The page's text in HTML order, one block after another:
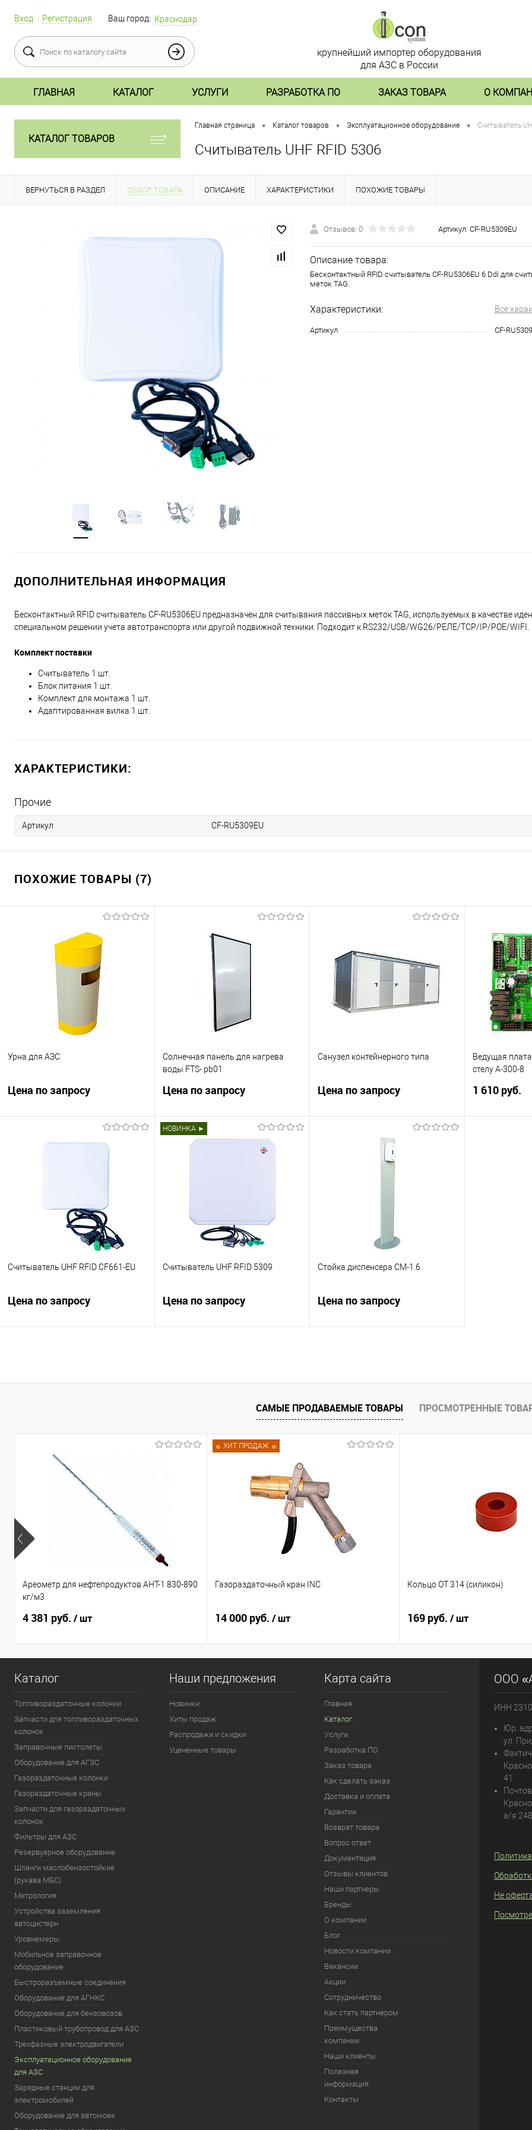
Вход Регистрация Ваш город: Краснодар
крупнейший импортер оборудования
для АЗС в России
ГЛАВНАЯ КАТАЛОГ УСЛУГИ РАЗРАБОТКА ПО ЗАКАЗ ТОВАРА О
КАТАЛОГ ТОВАРОВ
Главная страница • Каталог товаров • Эксплуатационное оборудование • Считыватель
Считыватель UHF RFID 5306
ВЕРНУТЬСЯ В РАЗДЕЛ ОБЗОР ТОВАРА ОПИСАНИЕ ХАРАКТЕРИСТИКИ ПОХОЖИЕ ТОВАРЫ
Отзывов: 0 Артикул: CF-RU5309EU
Описание товара:
Бесконтактный RFID считыватель CF-RU5306EU 6 Ddi для
меток TAG.
Характеристики: Все
Артикул CF-
ДОПОЛНИТЕЛЬНАЯ ИНФОРМАЦИЯ
Бесконтактный RFID считыватель CF-RU5306EU предназначен для считывания пассивных меток TAG, используемых в качестве
специальном решении учета автотранспорта или другой подвижной техники. Подходит к RS232/USB/WG26/РЕЛЕ/TCP/IP/POE/WIFI.
Комплект поставки
Считыватель 1 шт.
Блок питания 1 шт.
Комплект для монтажа 1 шт.
Адаптированная вилка 1 шт.
ХАРАКТЕРИСТИКИ:
Прочие
Артикул CF-RU5309EU
ПОХОЖИЕ ТОВАРЫ (7)
Урна для АЗС
Цена по запросу
Урна для заправочной станции.
Недоступно
Солнечная панель для нагрева
воды FTS- pb01
Цена по запросу
Коэффициент пропускания 91,5%
В избранное
Недоступно
Санузел контейнерного типа
Цена по запросу
Запросить цену
Ведущая
стелу А-300-8
1 610 руб.
Считыватель UHF RFID CF661-EU
Цена по запросу
Купить в 1 клик
Сравнить
В избранное
НОВИНКА ►
Считыватель UHF RFID 5309
Цена по запросу
Запросить цену
Купить в 1 клик
Сравнить
Стойка диспенсера СМ-1.6
Цена по запросу
Купить в 1 клик
В избранное
САМЫЕ ПРОДАВАЕМЫЕ ТОВАРЫ ПРОСМОТРЕННЫЕ
Ареометр для нефтепродуктов АНТ-1 830-890
кг/м3
4 381 руб. / шт
☼ ХИТ ПРОДАЖ ☼
Газораздаточный кран INC
14 000 руб. / шт
Кольцо ОТ 314 (силикон)
169 руб. / шт
Каталог
Топливораздаточные колонки
Запчасти для топливораздаточных
колонок
Заправочные пистолеты
Оборудование для АГЗС
Газораздаточные колонки
Газораздаточные краны
Запчасти для газораздаточных
колонок
Фильтры для АЗС
Резервуарное оборудование
Шланги маслобензостойкие
(рукава МБС)
Метрология
Устройства заземления
автоцистерн
Уровнемеры
Мобильное заправочное
оборудование
Быстроразъемные соединения
Оборудование для АГНКС
Оборудование для бензовозов
Пластиковый трубопровод для АЗС
Трехфазные электродвигатели
Эксплуатационное оборудование
для АЗС
Зарядные станции для
электромобилей
Оборудование для автомоек
Наши предложения
Новинки
Хиты продаж
Распродажи и скидки
Уцененные товары
Карта сайта
Главная
Каталог
Услуги
Разработка ПО
Заказ товара
Как сделать заказ
Доставка и оплата
Гарантии
Возврат товара
Вопрос ответ
Документация
Отзывы клиентов
Наши партнеры
Бренды
О компании
Блог
Новости компании
Вакансии
Акции
Сотрудничество
Как стать партнером
Преимущества
компании
Наши клиенты
Полезная
информация
Контакты
ООО
ИНН
Юр.
ул.
41
а/я
Не